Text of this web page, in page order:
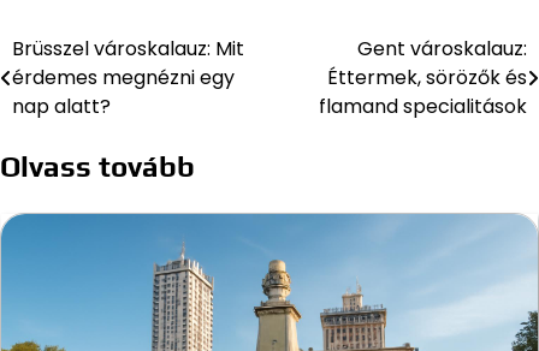
Bejegyzés
navigáció
Brüsszel városkalauz: Mit
érdemes megnézni egy
nap alatt?
Gent városkalauz:
Éttermek, sörözők és
flamand specialitások
Olvass tovább